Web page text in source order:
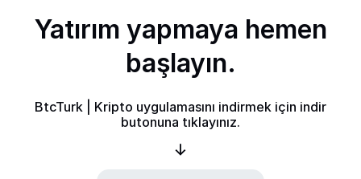
Yatırım yapmaya hemen
başlayın.
BtcTurk | Kripto uygulamasını indirmek için indir
butonuna tıklayınız.